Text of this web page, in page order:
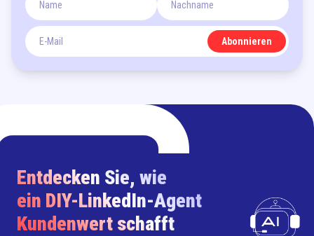
Abonnieren
Entdecken Sie, wie
ein DIY-LinkedIn-Agent
Kundenwert schafft